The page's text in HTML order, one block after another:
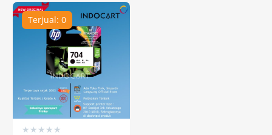
Terjual: 0
★ ★ ★ ★ ★